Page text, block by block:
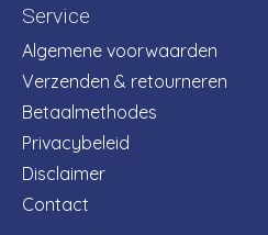
Service
Algemene voorwaarden
Verzenden & retourneren
Betaalmethodes
Privacybeleid
Disclaimer
Contact